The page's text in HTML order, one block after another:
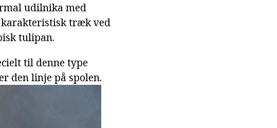
udilnika med
karakteristisk træk ved
tulipan.
til denne type
den linje på spolen.